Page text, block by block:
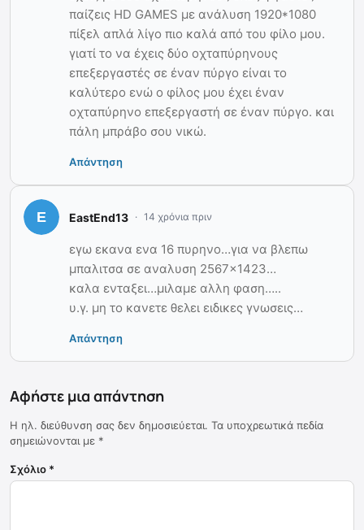
παίζεις HD GAMES με ανάλυση 1920*1080
πίξελ απλά λίγο πιο καλά από του φίλο μου.
γιατί το να έχεις δύο οχταπύρηνους
επεξεργαστές σε έναν πύργο είναι το
καλύτερο ενώ ο φίλος μου έχει έναν
οχταπύρηνο επεξεργαστή σε έναν πύργο. και
πάλη μπράβο σου νικώ.
Απάντηση
EastEnd13 14 χρόνια πριν
εγω εκανα ενα 16 πυρηνο…για να βλεπω
μπαλιτσα σε αναλυση 2567×1423…
καλα ενταξει…μιλαμε αλλη φαση…..
υ.γ. μη το κανετε θελει ειδικες γνωσεις…
Απάντηση
Αφήστε μια απάντηση
Η ηλ. διεύθυνση σας δεν δημοσιεύεται. Τα υποχρεωτικά πεδία
σημειώνονται με *
Σχόλιο *